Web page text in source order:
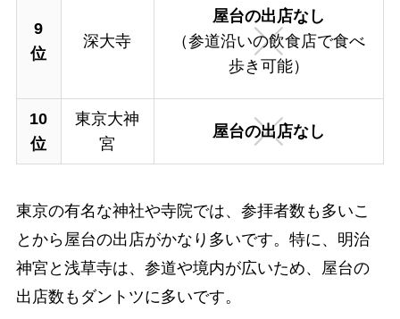
9
位
深大寺
屋台の出店なし
（参道沿いの飲食店で食べ
歩き可能）
10
位
東京大神
宮
屋台の出店なし
東京の有名な神社や寺院では、参拝者数も多いこ
とから屋台の出店がかなり多いです。特に、明治
神宮と浅草寺は、参道や境内が広いため、屋台の
出店数もダントツに多いです。